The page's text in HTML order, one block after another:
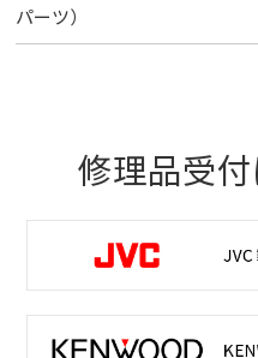
パーツ）
修理品受